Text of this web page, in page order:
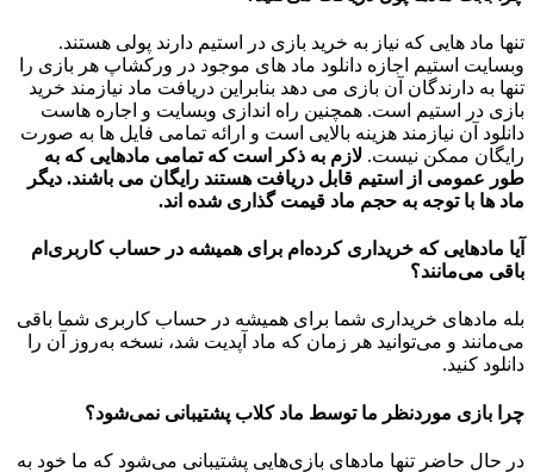
تنها ماد هایی که نیاز به خرید بازی در استیم دارند پولی هستند.
وبسایت استیم اجازه دانلود ماد های موجود در ورکشاپ هر بازی را
تنها به دارندگان آن بازی می دهد بنابراین دریافت ماد نیازمند خرید
بازی در استیم است. همچنین راه اندازی وبسایت و اجاره هاست
دانلود آن نیازمند هزینه بالایی است و ارائه تمامی فایل ها به صورت
رایگان ممکن نیست. لازم به ذکر است که تمامی مادهایی که به
طور عمومی از استیم قابل دریافت هستند رایگان می باشند. دیگر
ماد ها با توجه به حجم ماد قیمت گذاری شده اند.
آیا مادهایی که خریداری کرده‌ام برای همیشه در حساب‌ کاربری‌ام
باقی می‌مانند؟
بله مادهای خریداری شما برای همیشه در حساب کاربری شما باقی
می‌مانند و می‌توانید هر زمان که ماد آپدیت شد، نسخه به‌روز آن را
دانلود کنید.
چرا بازی موردنظر ما توسط ماد کلاب پشتیبانی نمی‌شود؟
در حال حاضر تنها مادهای بازی‌هایی پشتیبانی می‌شود که ما خود به